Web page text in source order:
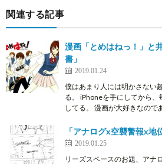
関連する記事
漫画「とめはねっ！」と
書」
2019.01.24
僕はあまり人には明かさない
る。 iPhoneを手にしてから
してる。 漫画が大好きなので
「アナログx空襲警報x地
2019.01.25
リーズスペースのお題、アナ